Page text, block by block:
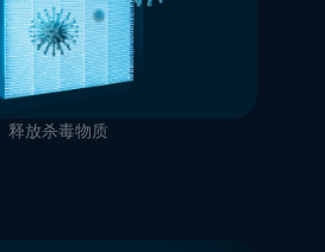
释放杀毒物质